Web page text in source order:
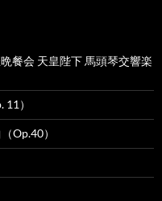
餐会 天皇陛下 馬頭琴交響楽
）
Op.40）